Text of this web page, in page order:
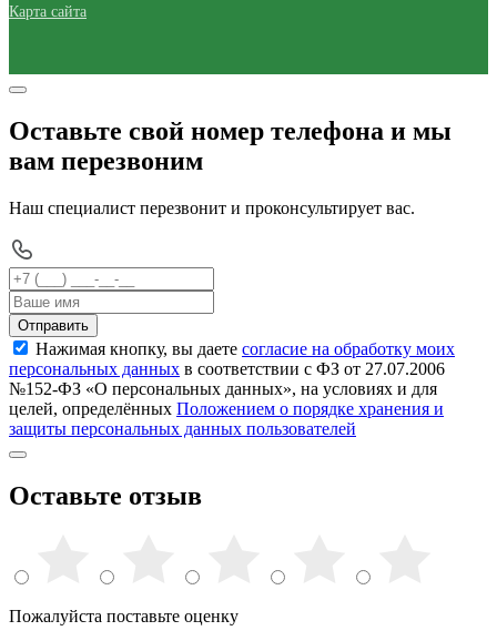
Карта сайта
Оставьте свой номер телефона и мы
вам перезвоним
Наш специалист перезвонит и проконсультирует вас.
Отправить
Нажимая кнопку, вы даете согласие на обработку моих
персональных данных в соответствии с ФЗ от 27.07.2006
№152-ФЗ «О персональных данных», на условиях и для
целей, определённых Положением о порядке хранения и
защиты персональных данных пользователей
Оставьте отзыв
Пожалуйста поставьте оценку